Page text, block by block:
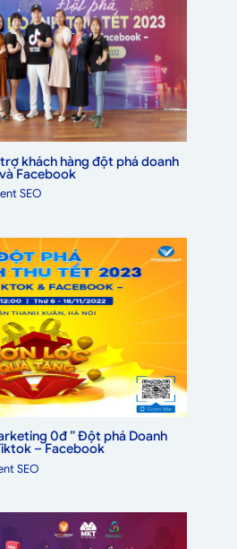
khách hàng đột phá doanh
Facebook
SEO
0đ ” Đột phá Doanh
– Facebook
SEO